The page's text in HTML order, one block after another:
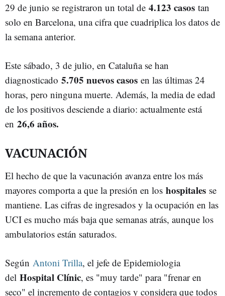
29 de junio se registraron un total de 4.123 casos tan
solo en Barcelona, una cifra que cuadriplica los datos de
la semana anterior.
Este sábado, 3 de julio, en Cataluña se han
diagnosticado 5.705 nuevos casos en las últimas 24
horas, pero ninguna muerte. Además, la media de edad
de los positivos desciende a diario: actualmente está
en 26,6 años.
VACUNACIÓN
El hecho de que la vacunación avanza entre los más
mayores comporta a que la presión en los hospitales se
mantiene. Las cifras de ingresados y la ocupación en las
UCI es mucho más baja que semanas atrás, aunque los
ambulatorios están saturados.
Según Antoni Trilla, el jefe de Epidemiologia
del Hospital Clínic, es "muy tarde" para "frenar en
seco" el incremento de contagios y considera que todos